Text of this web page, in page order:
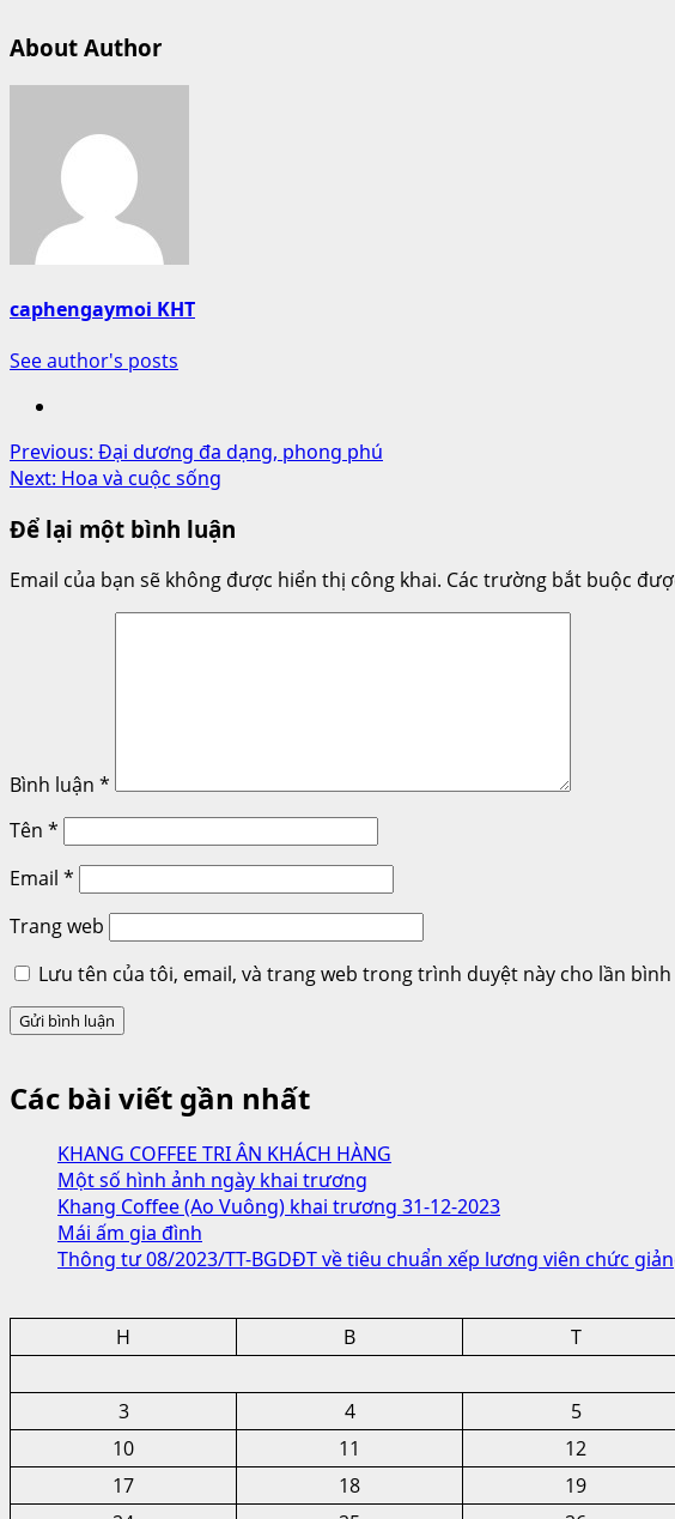
About Author
caphengaymoi KHT
See author's posts
Post
navigation
Previous: Đại dương đa dạng, phong phú
Next: Hoa và cuộc sống
Để lại một bình luận
Email của bạn sẽ không được hiển thị công khai. Các trường bắt buộc
Bình luận *
Tên *
Email *
Trang web
Lưu tên của tôi, email, và trang web trong trình duyệt này cho lần
Các bài viết gần nhất
KHANG COFFEE TRI ÂN KHÁCH HÀNG
Một số hình ảnh ngày khai trương
Khang Coffee (Ao Vuông) khai trương 31-12-2023
Mái ấm gia đình
Thông tư 08/2023/TT-BGDĐT về tiêu chuẩn xếp lương viên chức
H
B T
3
4 5
10
11 12
17
18 19